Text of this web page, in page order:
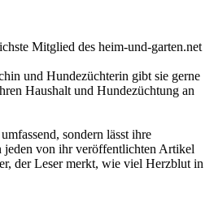
Mitglied des heim-und-garten.net
und Hundezüchterin gibt sie gerne
Haushalt und Hundezüchtung an
sondern lässt ihre
jeden von ihr veröffentlichten Artikel
der Leser merkt, wie viel Herzblut in